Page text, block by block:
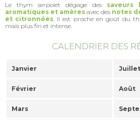
Le thym serpolet dégage des saveurs
aromatiques et amères avec des notes
et citronnées . Il est proche en goût du
mais plus fin et intense.
CALENDRIER DES
Janvier Juillet
Février Août
Mars